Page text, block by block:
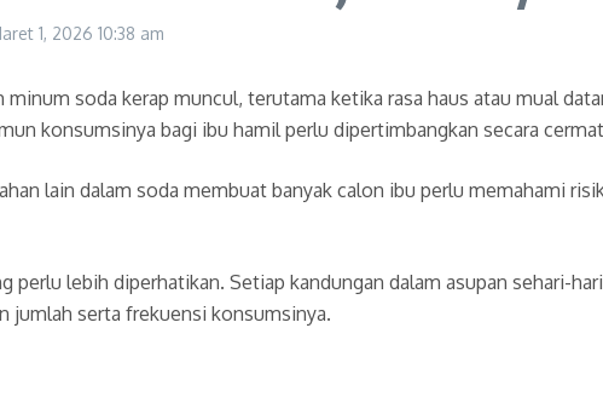
1, 2026 10:38 am
soda kerap muncul, terutama ketika rasa haus atau mual
konsumsinya bagi ibu hamil perlu dipertimbangkan secara
lain dalam soda membuat banyak calon ibu perlu memahami
perlu lebih diperhatikan. Setiap kandungan dalam asupan sehari-
jumlah serta frekuensi konsumsinya.